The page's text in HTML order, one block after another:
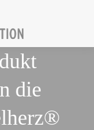
die